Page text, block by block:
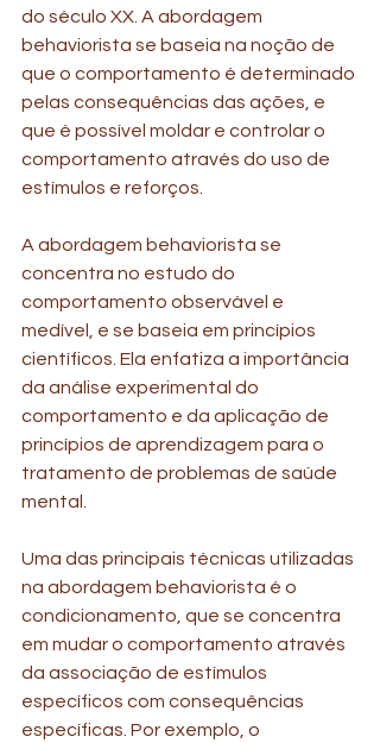
do século XX. A abordagem
behaviorista se baseia na noção de
que o comportamento é determinado
pelas consequências das ações, e
que é possível moldar e controlar o
comportamento através do uso de
estímulos e reforços.
A abordagem behaviorista se
concentra no estudo do
comportamento observável e
medível, e se baseia em princípios
científicos. Ela enfatiza a importância
da análise experimental do
comportamento e da aplicação de
princípios de aprendizagem para o
tratamento de problemas de saúde
mental.
Uma das principais técnicas utilizadas
na abordagem behaviorista é o
condicionamento, que se concentra
em mudar o comportamento através
da associação de estímulos
específicos com consequências
específicas. Por exemplo, o